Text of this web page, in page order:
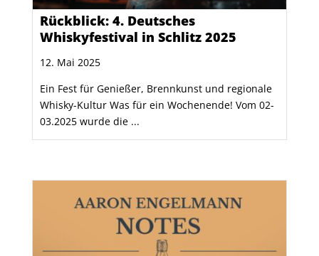
Rückblick: 4. Deutsches
Whiskyfestival in Schlitz 2025
12. Mai 2025
Ein Fest für Genießer, Brennkunst und regionale
Whisky-Kultur Was für ein Wochenende! Vom 02-
03.2025 wurde die ...